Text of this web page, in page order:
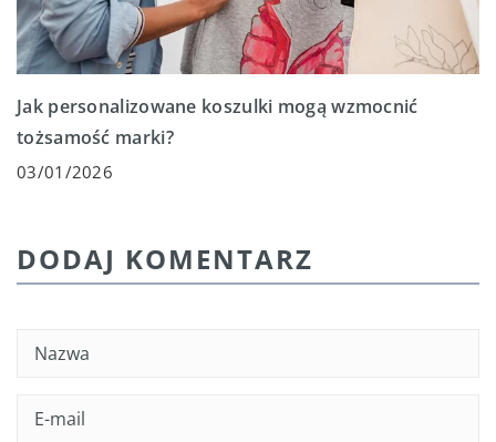
Jak personalizowane koszulki mogą wzmocnić
tożsamość marki?
03/01/2026
DODAJ KOMENTARZ